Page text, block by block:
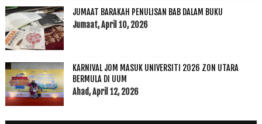
►2015(199)
► 2014(47)
►2013(53)
►2012(100)
►2011(63)
JUMAAT BARAKAH PENULISAN BAB DALAM BUKU
Jumaat, April 10, 2026
KARNIVAL JOM MASUK UNIVERSITI 2026 ZON UTARA
BERMULA DI UUM
Ahad, April 12, 2026